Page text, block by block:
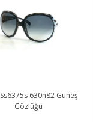
Ss6375s 630n82 Güneş
Gözlüğü